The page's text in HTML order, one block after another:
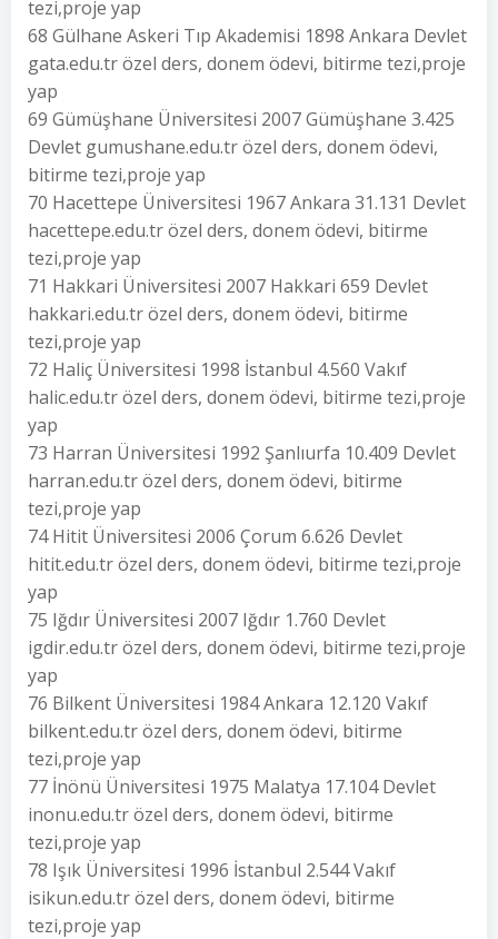
tezi,proje yap
68 Gülhane Askeri Tıp Akademisi 1898 Ankara Devlet
gata.edu.tr özel ders, donem ödevi, bitirme tezi,proje
yap
69 Gümüşhane Üniversitesi 2007 Gümüşhane 3.425
Devlet gumushane.edu.tr özel ders, donem ödevi,
bitirme tezi,proje yap
70 Hacettepe Üniversitesi 1967 Ankara 31.131 Devlet
hacettepe.edu.tr özel ders, donem ödevi, bitirme
tezi,proje yap
71 Hakkari Üniversitesi 2007 Hakkari 659 Devlet
hakkari.edu.tr özel ders, donem ödevi, bitirme
tezi,proje yap
72 Haliç Üniversitesi 1998 İstanbul 4.560 Vakıf
halic.edu.tr özel ders, donem ödevi, bitirme tezi,proje
yap
73 Harran Üniversitesi 1992 Şanlıurfa 10.409 Devlet
harran.edu.tr özel ders, donem ödevi, bitirme
tezi,proje yap
74 Hitit Üniversitesi 2006 Çorum 6.626 Devlet
hitit.edu.tr özel ders, donem ödevi, bitirme tezi,proje
yap
75 Iğdır Üniversitesi 2007 Iğdır 1.760 Devlet
igdir.edu.tr özel ders, donem ödevi, bitirme tezi,proje
yap
76 Bilkent Üniversitesi 1984 Ankara 12.120 Vakıf
bilkent.edu.tr özel ders, donem ödevi, bitirme
tezi,proje yap
77 İnönü Üniversitesi 1975 Malatya 17.104 Devlet
inonu.edu.tr özel ders, donem ödevi, bitirme
tezi,proje yap
78 Işık Üniversitesi 1996 İstanbul 2.544 Vakıf
isikun.edu.tr özel ders, donem ödevi, bitirme
tezi,proje yap